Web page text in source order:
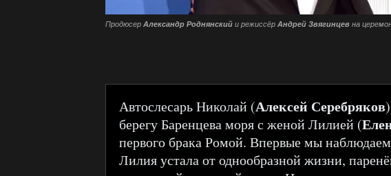
Продюсер Александр Роднянский и режиссёр Андрей Звягинцев на
Автослесарь Николай (Алексей Серебряков
берегу Баренцева моря с женой Лилией (
первого брака Ромой. Впервые мы
Лилия устала от однообразной жизни,